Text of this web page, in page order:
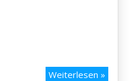
Weiterlesen »